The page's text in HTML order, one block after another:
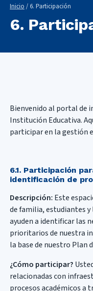
Inicio / 6. Participación
6.
Bienvenido al portal de
Institución Educativa.
participar en la gestión
6.1. Participación
identificación de
Descripción: Este
de familia, estudiantes
ayuden a identificar las
prioritarios de nuestra
la base de nuestro
¿Cómo participar?
relacionadas con
procesos académicos a